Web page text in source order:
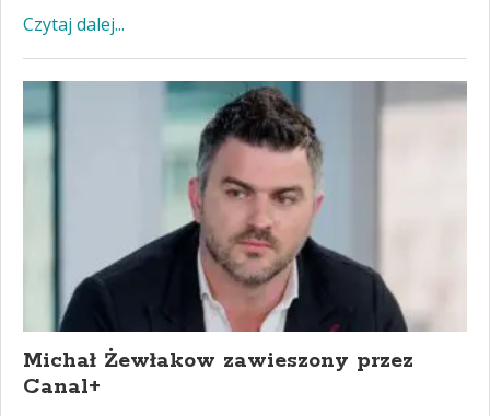
Czytaj dalej...
Michał Żewłakow zawieszony przez
Canal+